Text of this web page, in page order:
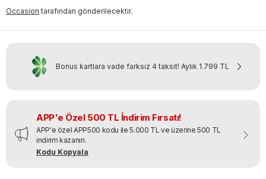
Occasion tarafından gönderilecektir.
Bonus kartlara vade farksız 4 taksit! Aylık 1.799 TL
APP'e Özel 500 TL İndirim Fırsatı!
APP'e özel APP500 kodu ile 5.000 TL ve üzerine 500 TL
indirim kazanın.
Kodu Kopyala